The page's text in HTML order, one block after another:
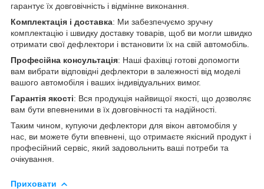
гарантує їх довговічність і відмінне виконання.
Комплектація і доставка: Ми забезпечуємо зручну
комплектацію і швидку доставку товарів, щоб ви могли швидко
отримати свої дефлектори і встановити їх на свій автомобіль.
Професійна консультація: Наші фахівці готові допомогти
вам вибрати відповідні дефлектори в залежності від моделі
вашого автомобіля і ваших індивідуальних вимог.
Гарантія якості: Вся продукція найвищої якості, що дозволяє
вам бути впевненими в їх довговічності та надійності.
Таким чином, купуючи дефлектори для вікон автомобіля у
нас, ви можете бути впевнені, що отримаєте якісний продукт і
професійний сервіс, який задовольнить ваші потреби та
очікування.
Приховати